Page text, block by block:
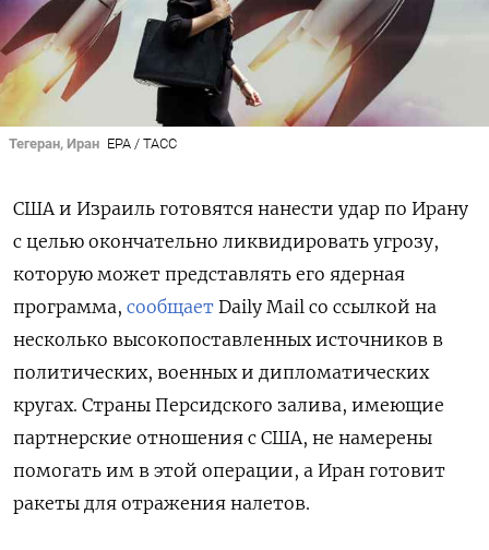
Тегеран, Иран EPA / ТАСС
США и Израиль готовятся нанести удар по Ирану
с целью окончательно ликвидировать угрозу,
которую может представлять его ядерная
программа, сообщает Daily Mail со ссылкой на
несколько высокопоставленных источников в
политических, военных и дипломатических
кругах. Страны Персидского залива, имеющие
партнерские отношения с США, не намерены
помогать им в этой операции, а Иран готовит
ракеты для отражения налетов.